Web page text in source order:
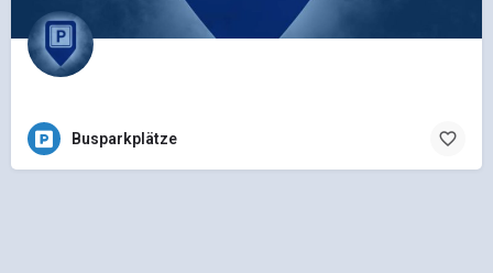
Busparkplätze